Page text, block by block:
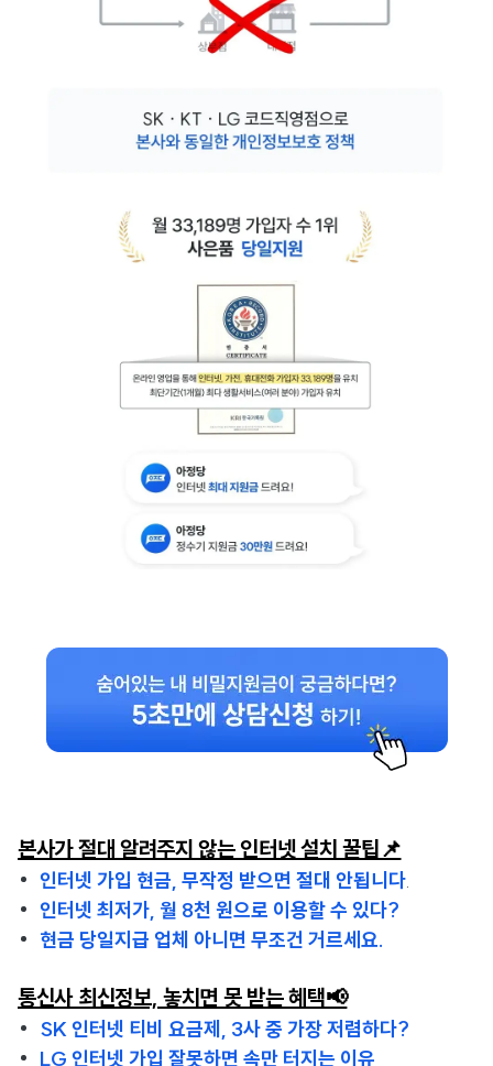
본사가 절대 알려주지 않는 인터넷 설치 꿀팁📌
인터넷 가입 현금, 무작정 받으면 절대 안됩니다.
인터넷 최저가, 월 8천 원으로 이용할 수 있다?
현금 당일지급 업체 아니면 무조건 거르세요.
통신사 최신정보, 놓치면 못 받는 혜택📢
SK 인터넷 티비 요금제, 3사 중 가장 저렴하다?
LG 인터넷 가입 잘못하면 속만 터지는 이유